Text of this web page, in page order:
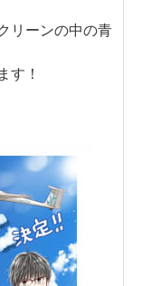
リーンの中の青
す！